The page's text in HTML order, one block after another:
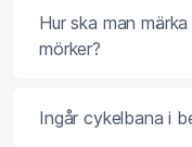
Hur ska man
mörker?
Ingår cykelbana i